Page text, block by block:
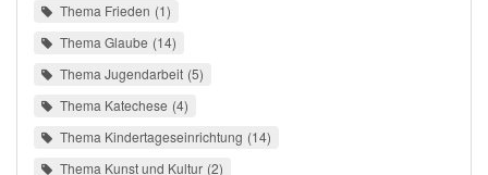
Thema Frieden 1
Thema Glaube 14
Thema Jugendarbeit 5
Thema Katechese 4
Thema Kindertageseinrichtung 14
Thema Kunst und Kultur 2